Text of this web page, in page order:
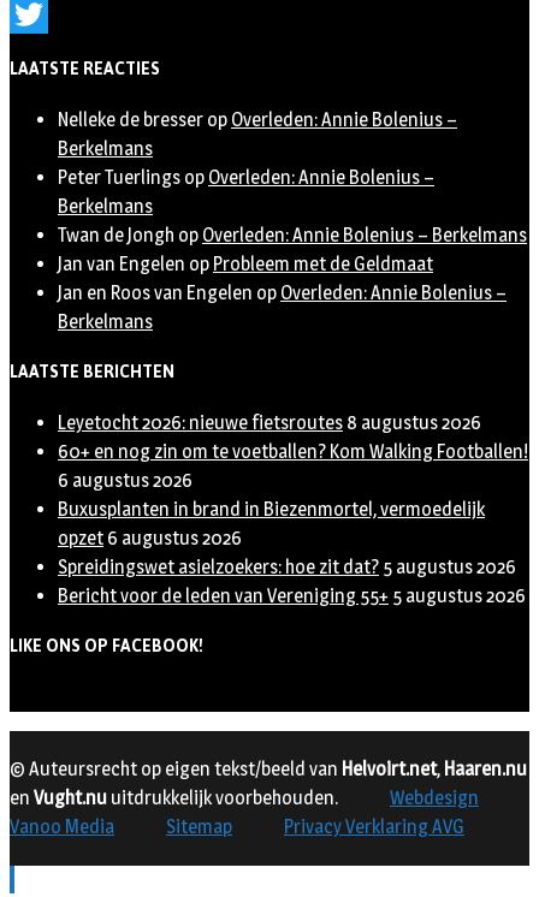
Instagram
LAATSTE REACTIES
Nelleke de bresser op Overleden: Annie Bolenius –
Berkelmans
Peter Tuerlings op Overleden: Annie Bolenius –
Berkelmans
Twan de Jongh op Overleden: Annie Bolenius – Berkelmans
Jan van Engelen op Probleem met de Geldmaat
Jan en Roos van Engelen op Overleden: Annie Bolenius –
Berkelmans
LAATSTE BERICHTEN
Leyetocht 2026: nieuwe fietsroutes 8 augustus 2026
60+ en nog zin om te voetballen? Kom Walking Footballen!
6 augustus 2026
Buxusplanten in brand in Biezenmortel, vermoedelijk
opzet 6 augustus 2026
Spreidingswet asielzoekers: hoe zit dat? 5 augustus 2026
Bericht voor de leden van Vereniging 55+ 5 augustus 2026
LIKE ONS OP FACEBOOK!
© Auteursrecht op eigen tekst/beeld van Helvoirt.net, Haaren.nu
en Vught.nu uitdrukkelijk voorbehouden.
Webdesign
Vanoo Media
Sitemap Privacy Verklaring AVG